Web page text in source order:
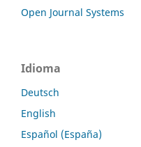
Open Journal Systems
Idioma
Deutsch
English
Español (España)